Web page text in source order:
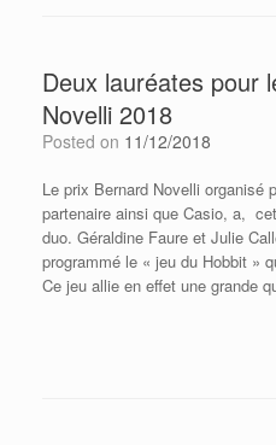
Deux lauréates pour
Novelli 2018
Posted on 11/12/2018
Le prix Bernard Novelli organisé
partenaire ainsi que Casio, a,
duo. Géraldine Faure et Julie
programmé le « jeu du Hobbit »
Ce jeu allie en effet une grande